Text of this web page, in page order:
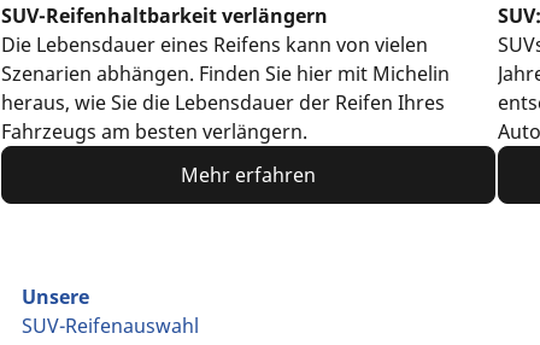
SUV-Reifenhaltbarkeit verlängern
Die Lebensdauer eines Reifens kann von vielen
Szenarien abhängen. Finden Sie hier mit Michelin
heraus, wie Sie die Lebensdauer der Reifen Ihres
Fahrzeugs am besten verlängern.
Mehr erfahren
Unsere
SUV-Reifenauswahl